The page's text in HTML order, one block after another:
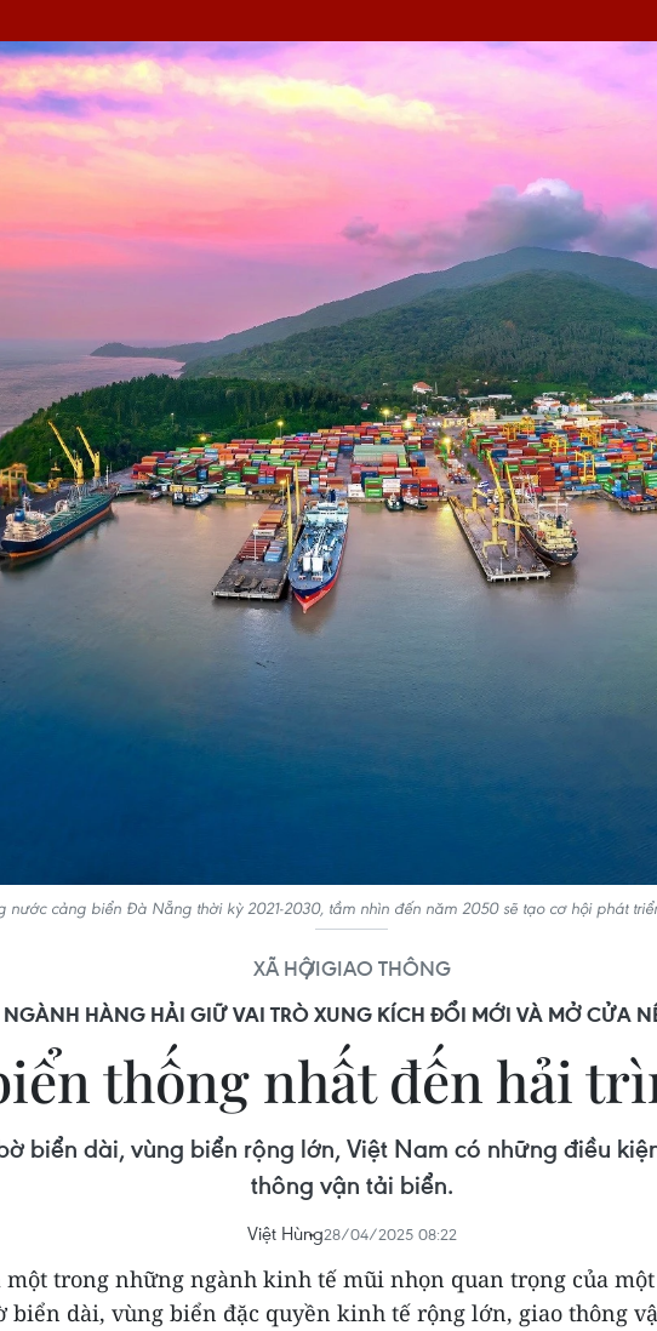
nước cảng biển Đà Nẵng thời kỳ 2021-2030, tầm nhìn đến năm 2050 sẽ tạo cơ hội phát
XÃ HỘIGIAO THÔNG
NGÀNH HÀNG HẢI GIỮ VAI TRÒ XUNG KÍCH ĐỔI MỚI VÀ MỞ CỬA
thống nhất đến hải
biển dài, vùng biển rộng lớn, Việt Nam có những điều
thông vận tải biển.
Việt Hùng28/04/2025 08:22
một trong những ngành kinh tế mũi nhọn quan trọng của
biển dài, vùng biển đặc quyền kinh tế rộng lớn, giao thông